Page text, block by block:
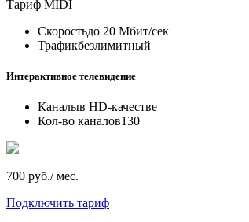
Тариф MIDI
Скоростьдо 20 Мбит/сек
Трафикбезлимитный
Интерактивное телевидение
Каналыв HD-качестве
Кол-во каналов130
700 руб./ мес.
Подключить тариф